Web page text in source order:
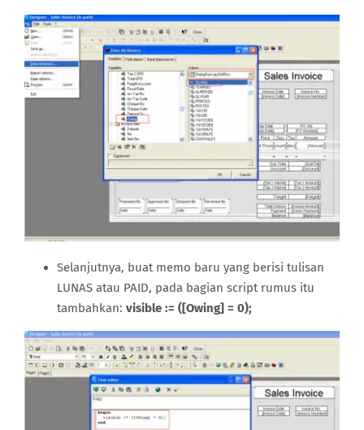
Selanjutnya, buat memo baru yang berisi tulisan
LUNAS atau PAID, pada bagian script rumus itu
tambahkan: visible := ([Owing] = 0);